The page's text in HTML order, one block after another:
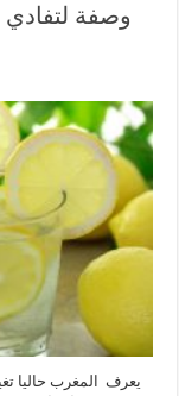
وصفة لتفادي
يعرف المغرب حاليا